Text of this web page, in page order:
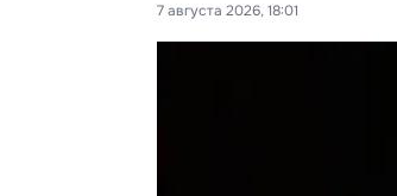
7 августа 2026, 18:01